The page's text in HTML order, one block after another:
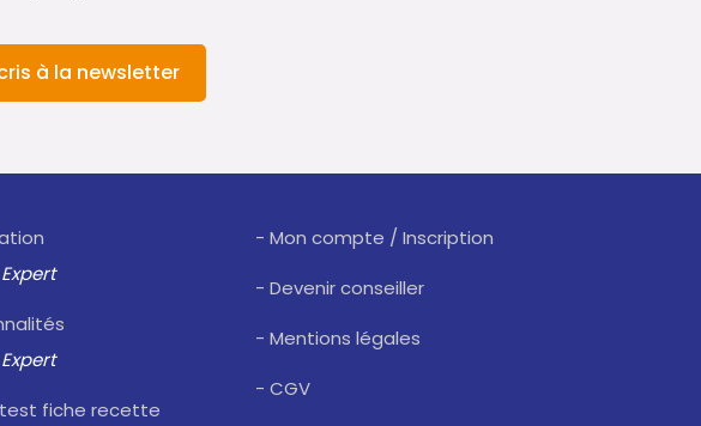
à la newsletter
Expert
Expert
fiche recette
- Mon compte / Inscription
- Devenir conseiller
- Mentions légales
- CGV